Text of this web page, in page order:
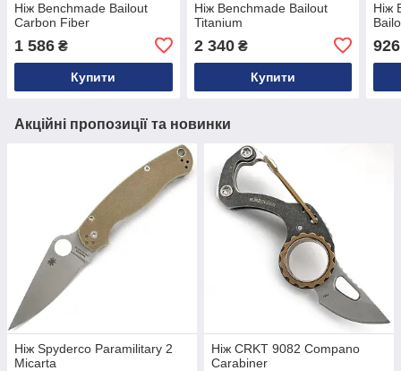
Ніж Benchmade Bailout
Carbon Fiber
1 586 ₴
Купити
Ніж Benchmade Bailout
Titanium
2 340₴
Купити
Ніж
926
Акційні пропозиції та новинки
Ніж Spyderco Paramilitary 2
Micarta
Ніж CRKT 9082 Compano
Carabiner